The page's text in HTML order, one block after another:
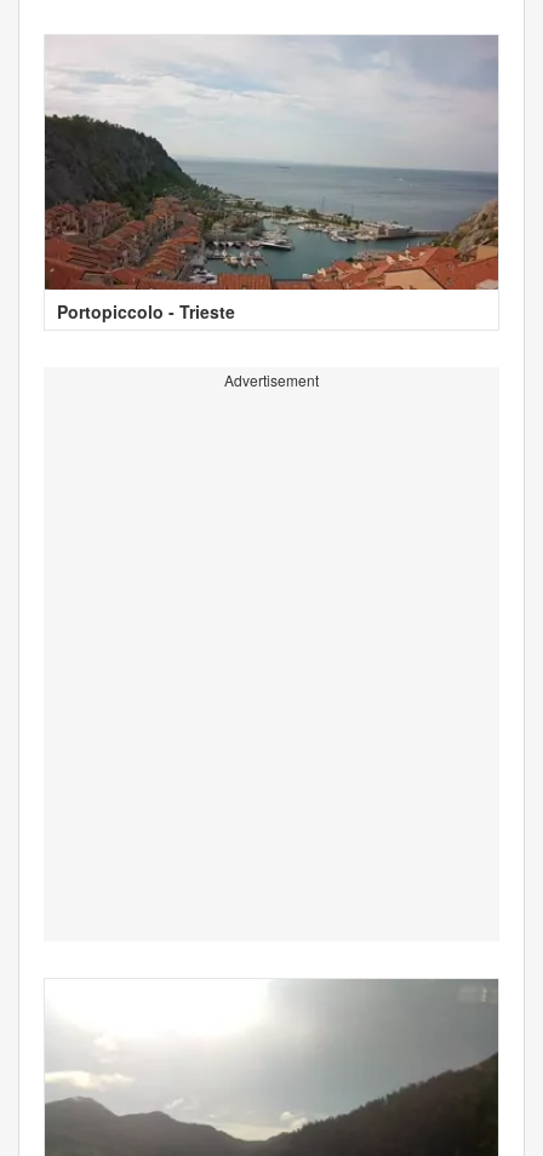
Portopiccolo - Trieste
Advertisement